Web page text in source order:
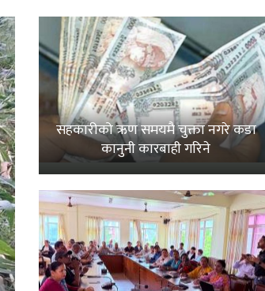
सहकारीको ऋण समयमै चुक्ता नगरे कडा
कानुनी कारबाही गरिने